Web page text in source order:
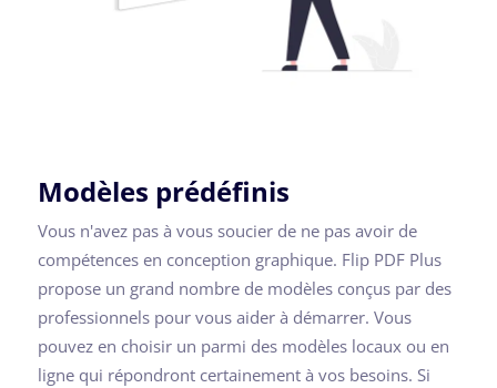
Modèles prédéfinis
Vous n'avez pas à vous soucier de ne pas avoir de
compétences en conception graphique. Flip PDF Plus
propose un grand nombre de modèles conçus par des
professionnels pour vous aider à démarrer. Vous
pouvez en choisir un parmi des modèles locaux ou en
ligne qui répondront certainement à vos besoins. Si